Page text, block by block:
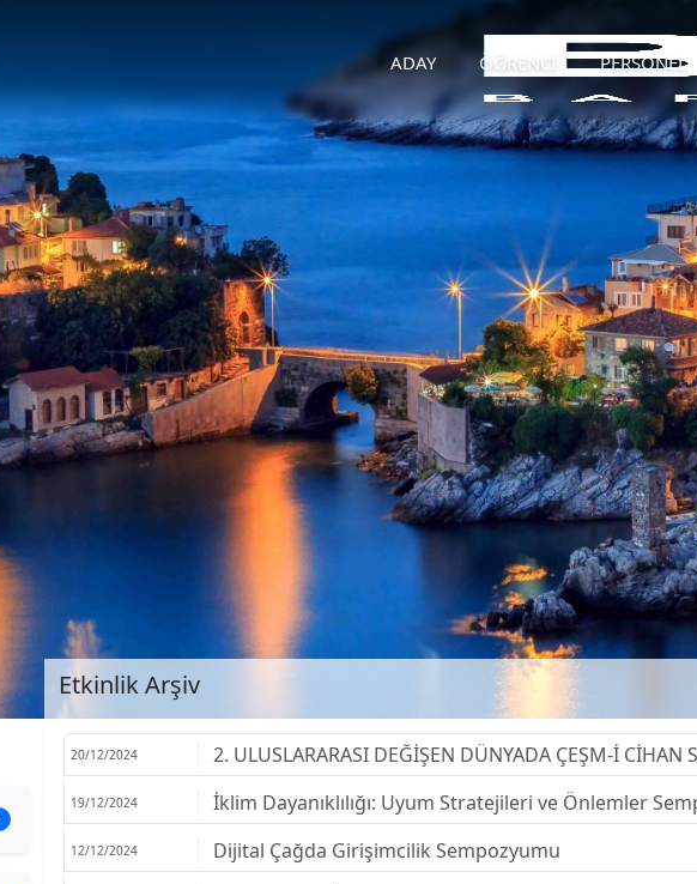
ADAY ÖĞRENCİ PERSONEL
Etkinlik Arşiv
20/12/2024 2. ULUSLARARASI DEĞİŞEN DÜNYADA ÇEŞM-İ CİHAN
19/12/2024 İklim Dayanıklılığı: Uyum Stratejileri ve Önlemler
12/12/2024 Dijital Çağda Girişimcilik Sempozyumu